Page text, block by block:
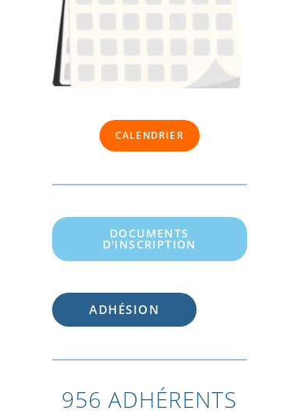
CALENDRIER
DOCUMENTS
D'INSCRIPTION
ADHÉSION
956 ADHÉRENTS